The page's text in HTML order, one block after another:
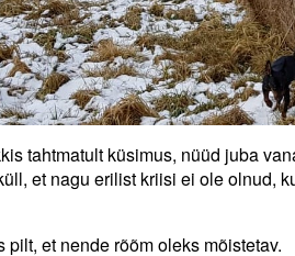
tahtmatult küsimus, nüüd juba
et nagu erilist kriisi ei ole olnud,
pilt, et nende rõõm oleks mõistetav.